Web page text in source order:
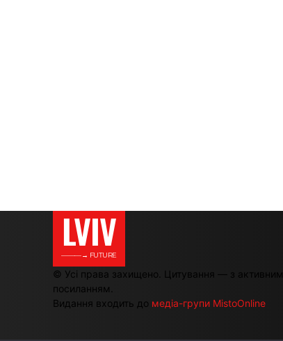
LVIV
———→ FUTURE
© Усі права захищено. Цитування — з активним
посиланням.
Видання входить до медіа-групи MistoOnline